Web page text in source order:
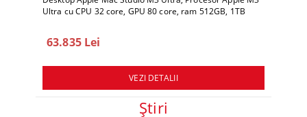
Ultra cu CPU 32 core, GPU 80 core, ram 512GB, 1TB
63.835 Lei
VEZI DETALII
Ştiri